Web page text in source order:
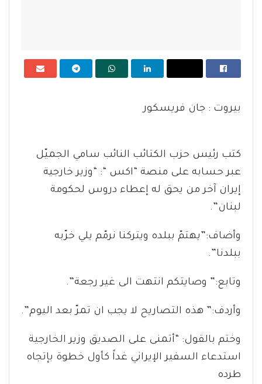
بيروت : جان فريسكور
كتب رئيس حزب الكتائب النائب سامي الجميّل
عبر حسابه على منصة “اكس “: “وزير خارجية
إيران آخر من يحق له إعطاء دروس لحكومة
لبنان”.
وأضاف:”يهتمّ ببلده ويتركنا نرمّم يلي خرّبه
ببلدنا”.
وتابع:” وصايتكم انتهت الى غير رجعة”.
وأردف:” هذه التصاريح لا يجب ان تمرّ بعد اليوم”.
وختم بالقول: “أتمنى على الصديق وزير الخارجية
استدعاء السفير الإيراني غداً كأول خطوة بإتجاه
طرده